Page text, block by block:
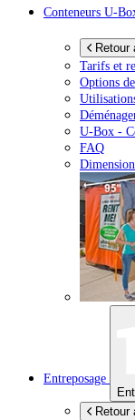
Conteneurs U-
Retour
Tarifs et
Options
U-Box -
FAQ
Entreposage
Retour